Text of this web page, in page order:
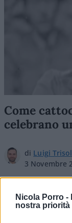
Nicola Porro -
nostra priorità
Come
celebrano
di Luigi
3 Novembre